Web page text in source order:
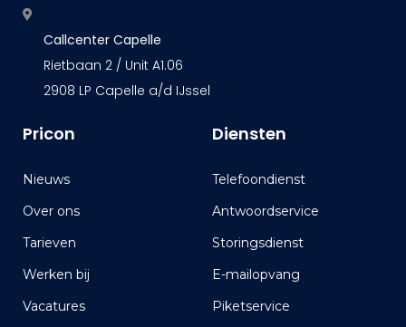
Callcenter Capelle
Rietbaan 2 / Unit A1.06
2908 LP Capelle a/d IJssel
Pricon
Nieuws
Over ons
Tarieven
Werken bij
Vacatures
Diensten
Telefoondienst
Antwoordservice
Storingsdienst
E-mailopvang
Piketservice